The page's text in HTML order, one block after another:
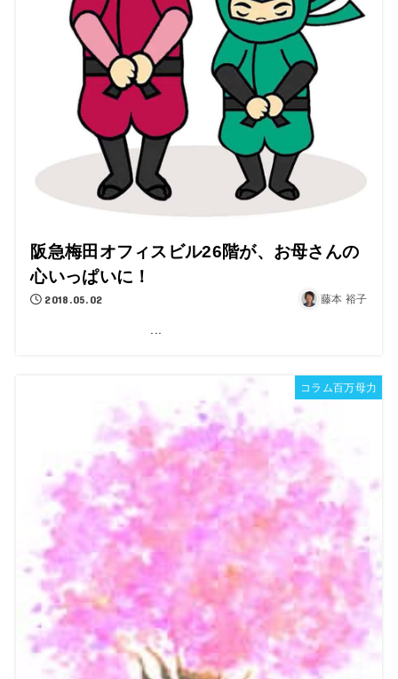
阪急梅田オフィスビル26階が、お母さんの
心いっぱいに！
2018.05.02 藤本 裕子
コラム百万母力